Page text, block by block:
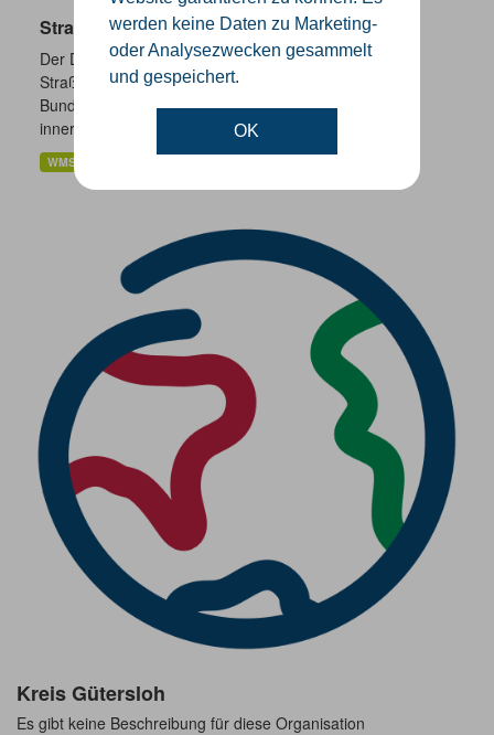
werden keine Daten zu Marketing-
oder Analysezwecken gesammelt
und gespeichert.
OK
Kreis Gütersloh
Es gibt keine Beschreibung für diese Organisation
Straßennetz NRW
Der Datenbestand wird vorgehalten für die öffentlichen
Straßen der Straßenklassen Bundesautobahnen,
Bundesstraßen, Landesstraßen und Kreisstraßen, die
innerhalb des Bundeslandes...
WMS